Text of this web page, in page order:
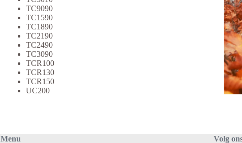
TC9090
TC1590
TC1890
TC2190
TC2490
TC3090
TCR100
TCR130
TCR150
UC200
Menu Volg